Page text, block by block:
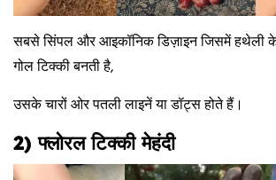
सबसे सिंपल और आइकॉनिक डिज़ाइन जिसमें हथेली
गोल टिक्की बनती है,
उसके चारों ओर पतली लाइनें या डॉट्स होते हैं।
2) फ्लोरल टिक्की मेहंदी